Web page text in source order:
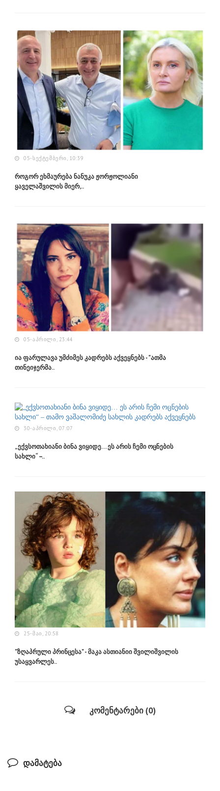
05-ᲡᲔᲥᲢᲔᲛᲑᲔᲠᲘ, 10:39
როგორ ეხმაურება ნანუკა ჟორჟოლიანი
ყაველაშვილის მიერ,..
05-ᲐᲞᲠᲘᲚᲘ, 23:44
ია ფარულავა უმძიმეს კადრებს აქვეყნებს - "ათმა
თინეიჯერმა..
30-ᲐᲞᲠᲘᲚᲘ, 07:07
„ექვსოთახიანი ბინა ვიყიდე… ეს არის ჩემი ოცნების
სახლი“ –..
25-ᲛᲐᲘ, 20:58
"ზღაპრული პრინცესა" - მაკა ასთიანიი შვილიშვილის
უსაყვარლეს..
კომენტარები (0)
დამატება